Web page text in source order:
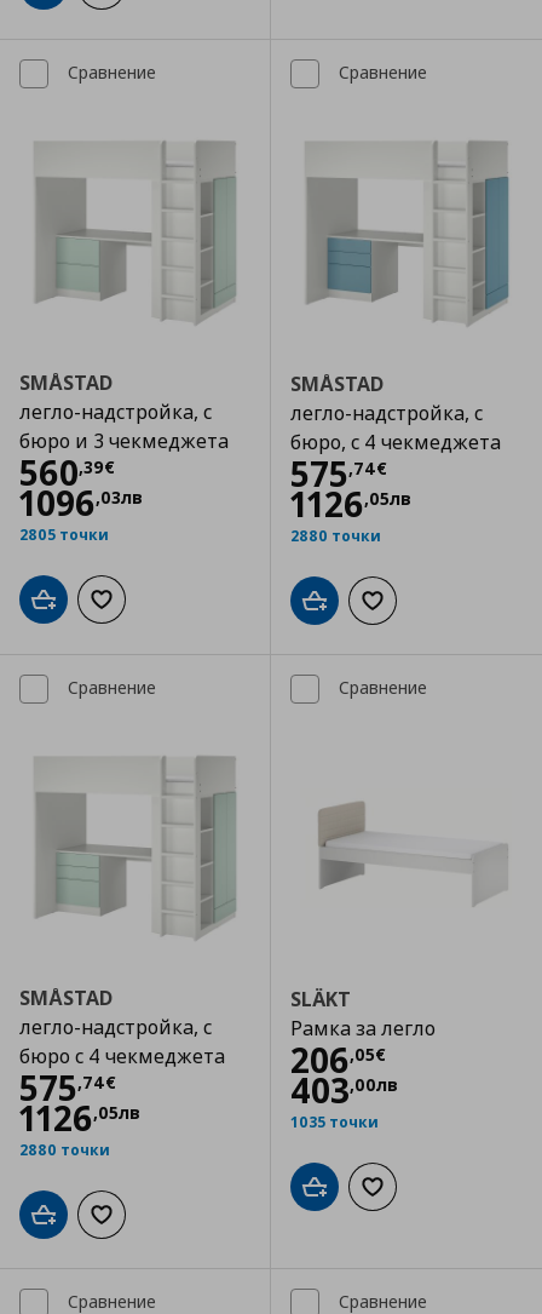
Сравнение
SMÅSTAD
легло-надстройка, с
бюро и 3 чекмеджета
560,39€
Цена
1096,03лв
2805 точки
Добави в кошницата
Добави към списъка с любими
Сравнение
SMÅSTAD
легло-надстройка, с
бюро, с 4 чекмеджета
575,74€
Цена
1126,05лв
2880 точки
Добави в кошницата
Добави към
Сравнение
SMÅSTAD
легло-надстройка, с
бюро с 4 чекмеджета
575,74€
Цена
1126,05лв
2880 точки
Добави в кошницата
Добави към списъка с любими
Сравнение
SLÄKT
Рамка за легло
206,05€
Цена
403,00лв
1035 точки
Добави в кошницата
Добави към
Сравнение Сравнение